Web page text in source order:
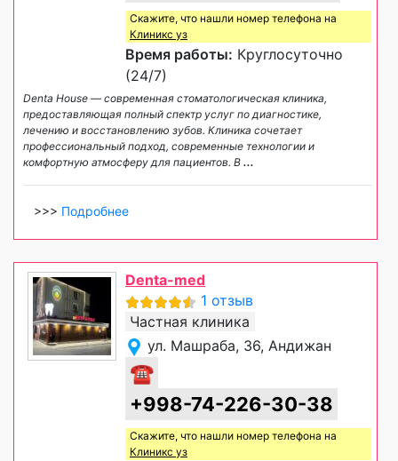
Скажите, что нашли номер телефона на
Клиникс уз
Время работы: Круглосуточно
(24/7)
Denta House — современная стоматологическая клиника,
предоставляющая полный спектр услуг по диагностике,
лечению и восстановлению зубов. Клиника сочетает
профессиональный подход, современные технологии и
комфортную атмосферу для пациентов. В ...
>>> Подробнее
Denta-med
1 отзыв
Частная клиника
ул. Машраба, 36, Андижан
☎
+998-74-226-30-38
Скажите, что нашли номер телефона на
Клиникс уз